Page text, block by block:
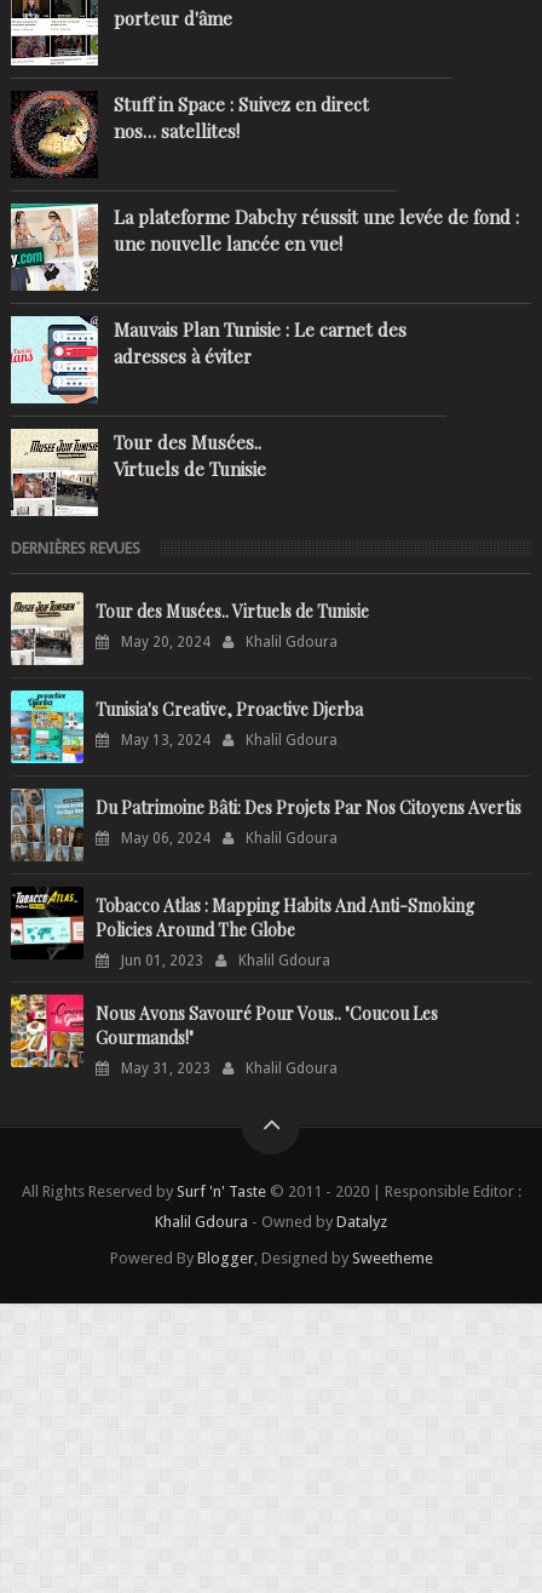
porteur d'âme
Stuff in Space : Suivez en direct
nos… satellites!
La plateforme Dabchy réussit une levée de fond :
une nouvelle lancée en vue!
Mauvais Plan Tunisie : Le carnet des
adresses à éviter
Tour des Musées..
Virtuels de Tunisie
DERNIÈRES REVUES
Tour des Musées.. Virtuels de Tunisie
May 20, 2024 Khalil Gdoura
Tunisia's Creative, Proactive Djerba
May 13, 2024 Khalil Gdoura
Du Patrimoine Bâti: Des Projets Par Nos Citoyens Avertis
May 06, 2024 Khalil Gdoura
Tobacco Atlas : Mapping Habits And Anti-Smoking
Policies Around The Globe
Jun 01, 2023 Khalil Gdoura
Nous Avons Savouré Pour Vous.. "Coucou Les
Gourmands!"
May 31, 2023 Khalil Gdoura
All Rights Reserved by Surf 'n' Taste© 2011 - 2020 | Responsible Editor :
Khalil Gdoura - Owned by Datalyz
Powered By Blogger, Designed by Sweetheme